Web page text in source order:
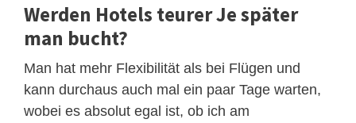
Werden Hotels teurer Je später
man bucht?
Man hat mehr Flexibilität als bei Flügen und
kann durchaus auch mal ein paar Tage warten,
wobei es absolut egal ist, ob ich am